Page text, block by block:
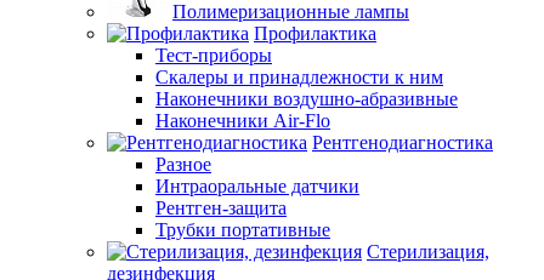
Полимеризационные лампы
Профилактика
Тест-приборы
Скалеры и принадлежности к ним
Наконечники воздушно-абразивные
Наконечники Air-Flo
Рентгенодиагностика
Разное
Интраоральные датчики
Рентген-защита
Трубки портативные
Стерилизация,
дезинфекция